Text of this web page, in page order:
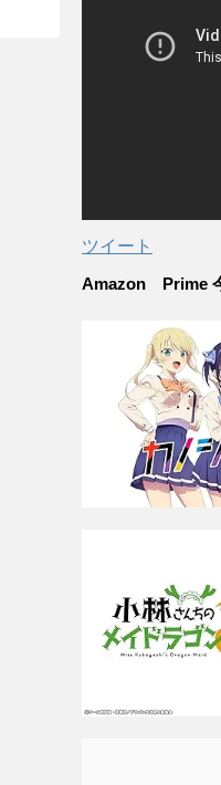
ツイート
Amazon Prime